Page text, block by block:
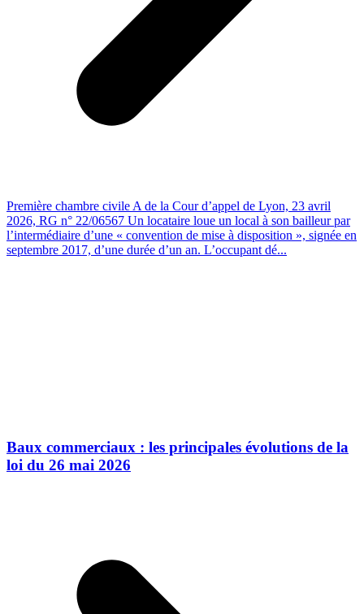
Première chambre civile A de la Cour d’appel de Lyon, 23 avril
2026, RG n° 22/06567 Un locataire loue un local à son bailleur par
l’intermédiaire d’une « convention de mise à disposition », signée en
septembre 2017, d’une durée d’un an. L’occupant dé...
Baux commerciaux : les principales évolutions de la
loi du 26 mai 2026